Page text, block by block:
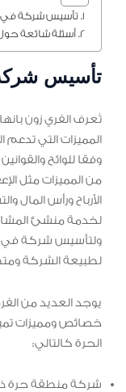
تأسيس شركة في
أسئلة شائعة
تأسيس
تُعرف الفري زون
المميزات التي تدعم
وفقا للوائح
من المميزات مثل
الأرباح ورأس المال
لخدمة منشئ
ولتأسيس شركة في
لطبيعة الشركة
يوجد العديد من
خصائص ومميزات
الحرة كالتالي:
شركة منطقة حرة